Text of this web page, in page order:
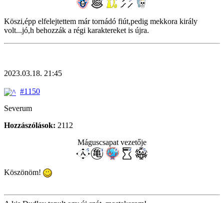
Köszi,épp elfelejtettem már tornádó fiút,pedig mekkora király
volt...jó,h behozzák a régi karaktereket is újra.
2023.03.18. 21:45
#1150
Severum
Hozzászólások: 2112
Máguscsapat vezetője
Köszönöm!